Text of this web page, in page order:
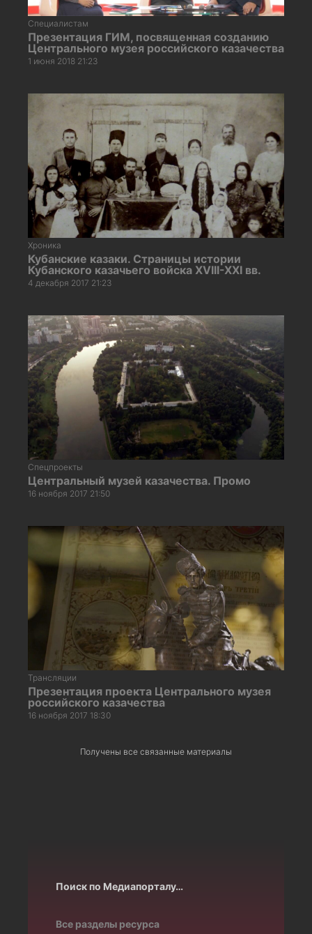
Специалистам
Презентация ГИМ, посвященная созданию
Центрального музея российского казачества
1 июня 2018 21:23
Хроника
Кубанские казаки. Страницы истории
Кубанского казачьего войска XVIII-XXI вв.
4 декабря 2017 21:23
Спецпроекты
Центральный музей казачества. Промо
16 ноября 2017 21:50
Трансляции
Презентация проекта Центрального музея
российского казачества
16 ноября 2017 18:30
Получены все связанные материалы
Поиск по Медиапорталу…
Все разделы ресурса